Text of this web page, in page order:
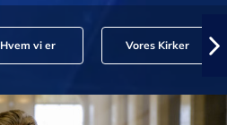
Hvem vi er Vores Kirker